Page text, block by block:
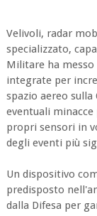
Velivoli, radar
specializzato,
Militare ha
integrate per
spazio aereo
eventuali
propri sensori in
degli eventi più
Un dispositivo
predisposto
dalla Difesa per